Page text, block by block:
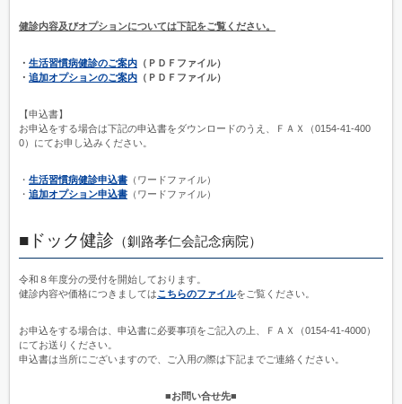
健診内容及びオプションについては下記をご覧ください。
・ 生活習慣病健診のご案内 （ＰＤＦファイル）
・ 追加オプションのご案内 （ＰＤＦファイル）
【申込書】
お申込をする場合は下記の申込書をダウンロードのうえ、ＦＡＸ（0154-41-400
0）にてお申し込みください。
・ 生活習慣病健診申込書 （ワードファイル）
・ 追加オプション申込書 （ワードファイル）
■ドック健診 （釧路孝仁会記念病院）
令和８年度分の受付を開始しております。
健診内容や価格につきましてはこちらのファイルをご覧ください。
お申込をする場合は、申込書に必要事項をご記入の上、ＦＡＸ（0154-41-4000）
にてお送りください。
申込書は当所にございますので、ご入用の際は下記までご連絡ください。
■お問い合せ先■